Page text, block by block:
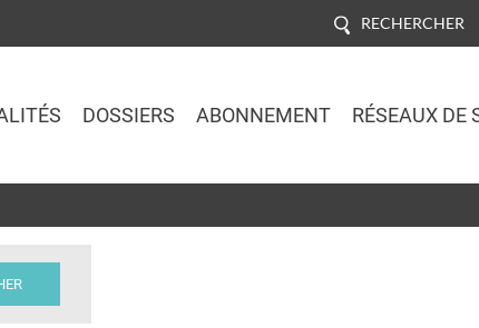
RECHERCHER
DOSSIERS ABONNEMENT RÉSEAUX DE